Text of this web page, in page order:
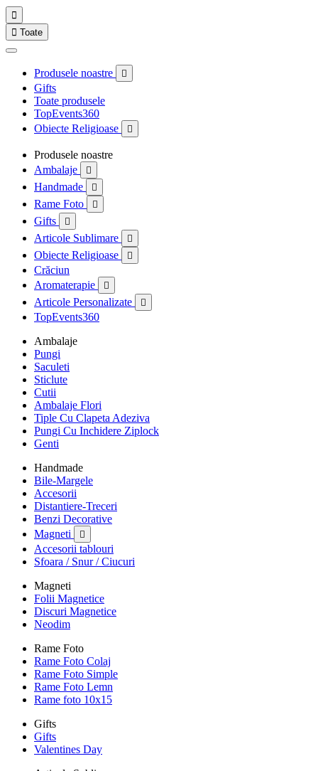

 Toate
Produsele noastre 
Gifts
Toate produsele
TopEvents360
Obiecte Religioase

Produsele noastre
Ambalaje

Handmade 
Rame Foto 
Gifts 
Articole Sublimare 
Obiecte Religioase 
Crăciun
Aromaterapie

Articole Personalizate 
TopEvents360
Ambalaje
Pungi
Saculeti
Sticlute
Cutii
Ambalaje Flori
Tiple Cu Clapeta Adeziva
Pungi Cu Inchidere Ziplock
Genti
Handmade
Bile-Margele
Accesorii
Distantiere-Treceri
Benzi Decorative
Magneti

Accesorii tablouri
Sfoara / Snur / Ciucuri
Magneti
Folii Magnetice
Discuri Magnetice
Neodim
Rame Foto
Rame Foto Colaj
Rame Foto Simple
Rame Foto Lemn
Rame foto 10x15
Gifts
Gifts
Valentines Day